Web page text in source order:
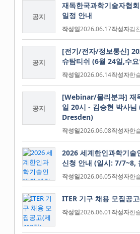
공지
재독한국과학기술자협
일정 안내
작성일2026.06.17작성자김
공지
[전기/전자/정보통신]
슈탐티쉬 (6월 24일,수
작성일2026.06.14작성자한
공지
[Webinar/물리분과] 재
일 20시 - 김승현 박사님
Dresden)
작성일2026.06.08작성자한
2026 세계한인과학기술
신청 안내 (일시: 7/7~8,
작성일2026.06.05작성자한
ITER 기구 채용 모집공
작성일2026.06.01작성자한